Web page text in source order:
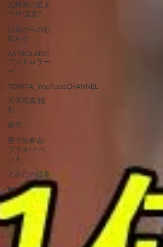
九州発の星ま
つり"星宴"
お店からのお
知らせ
ASTROLABE/
アストロラー
ベ
TOMITA_YouTubeCHANNEL
天体写真/撮
影
星空
星空観察会/
プラネ/イベ
ント
とみたの日常
PR